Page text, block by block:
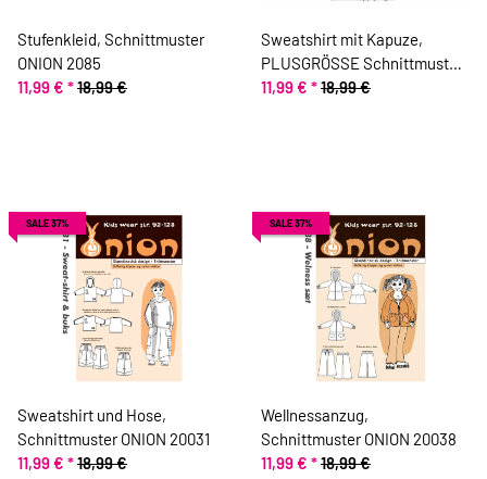
Stufenkleid, Schnittmuster
ONION 2085
11,99 € *18,99 €
Sweatshirt mit Kapuze,
PLUSGRÖSSE Schnittmuster
ONION 9029
11,99 € *18,99 €
SALE 37%
Sweatshirt und Hose,
Schnittmuster ONION 20031
11,99 € *18,99 €
SALE 37%
Wellnessanzug,
Schnittmuster ONION 20038
11,99 € *18,99 €